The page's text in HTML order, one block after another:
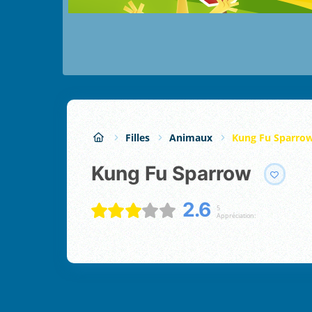
Filles Animaux Kung Fu
Kung Fu Sparrow
2.6
5
Appréciation: